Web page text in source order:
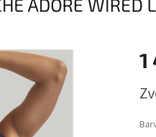
ADORE WIRED
1